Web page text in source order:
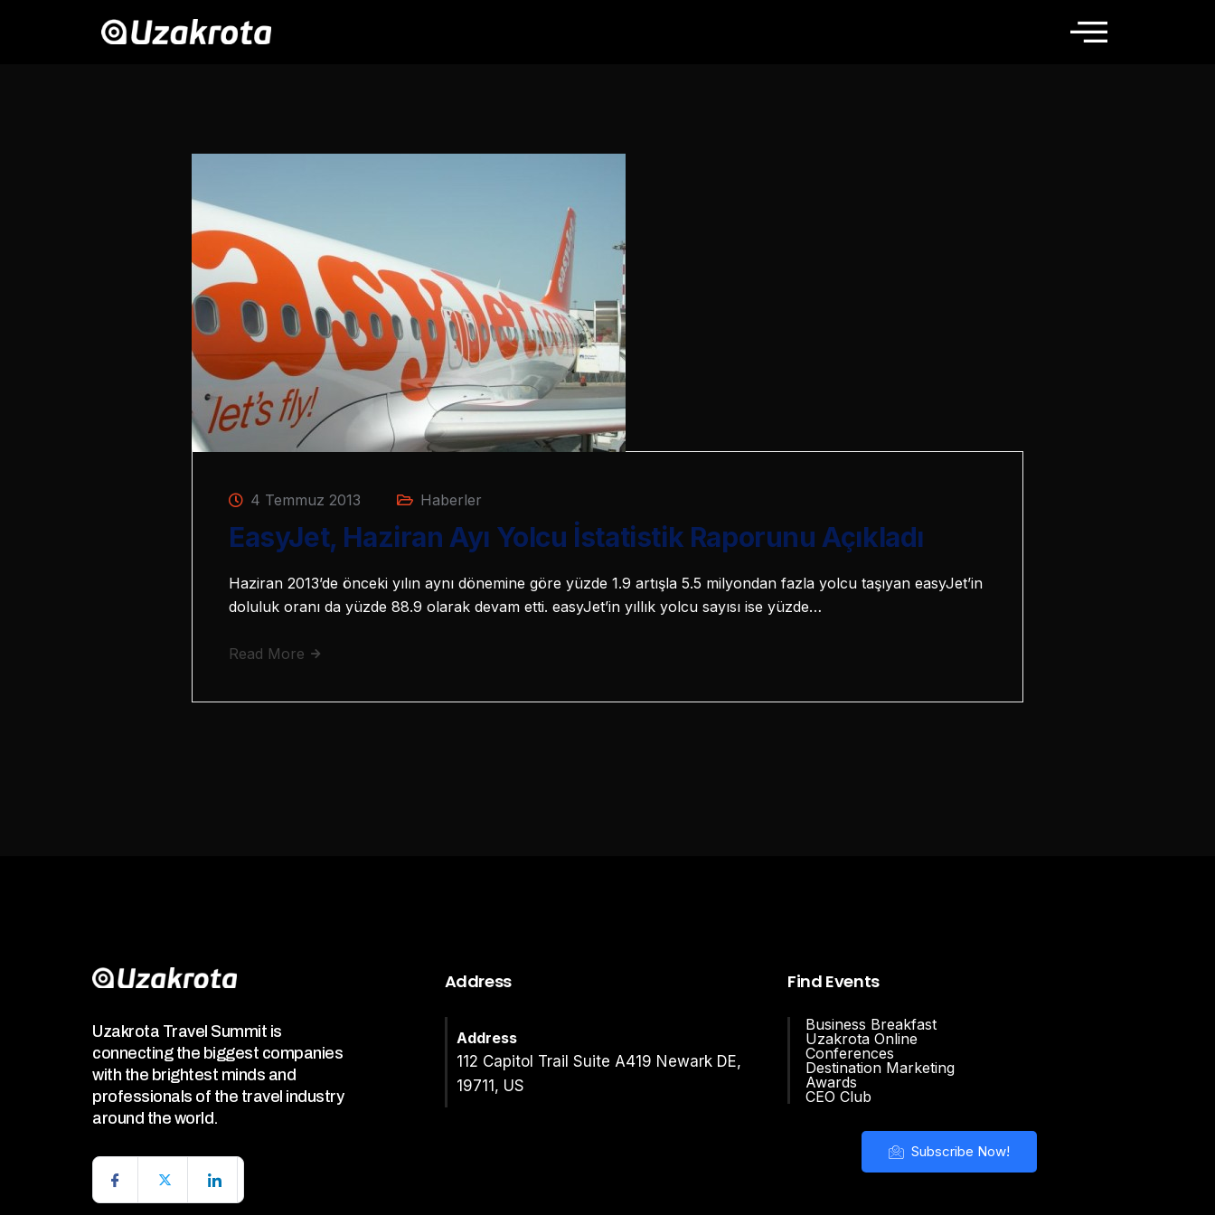
4 Temmuz 2013 Haberler
EasyJet, Haziran Ayı Yolcu İstatistik Raporunu Açıkladı
Haziran 2013’de önceki yılın aynı dönemine göre yüzde 1.9 artışla 5.5 milyondan fazla yolcu taşıyan easyJet’in
doluluk oranı da yüzde 88.9 olarak devam etti. easyJet’in yıllık yolcu sayısı ise yüzde…
Read More
Uzakrota Travel Summit is
connecting the biggest companies
with the brightest minds and
professionals of the travel industry
around the world.
Address
Address
112 Capitol Trail Suite A419 Newark DE,
19711, US
Find Events
Business Breakfast
Uzakrota Online
Conferences
Destination Marketing
Awards
CEO Club
Subscribe Now!